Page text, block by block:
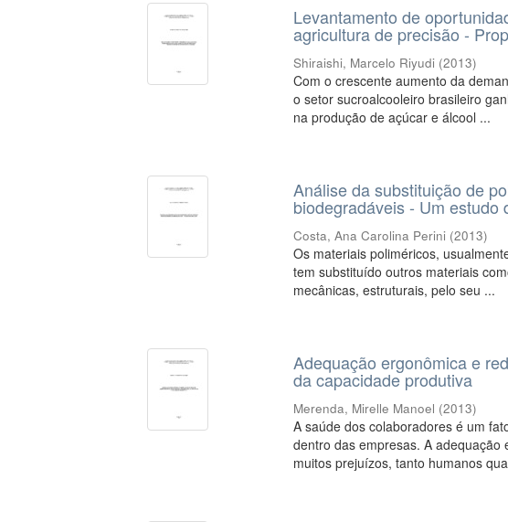
Levantamento de
agricultura de precisão -
Shiraishi, Marcelo Riyudi (2013)
Com o crescente aumento da
o setor sucroalcooleiro brasileiro
na produção de açúcar e álcool ...
Análise da substituição de
biodegradáveis - Um estudo
Costa, Ana Carolina Perini (2013)
Os materiais poliméricos,
tem substituído outros materiais
mecânicas, estruturais, pelo seu ...
Adequação ergonômica e
da capacidade produtiva
Merenda, Mirelle Manoel (2013)
A saúde dos colaboradores é um
dentro das empresas. A
muitos prejuízos, tanto humanos